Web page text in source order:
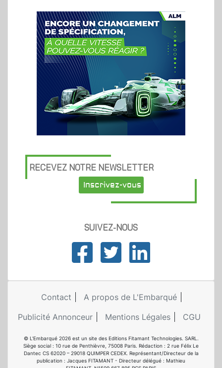
RECEVEZ NOTRE NEWSLETTER
Inscrivez-vous
SUIVEZ-NOUS
Contact
A propos de L'Embarqué
Publicité Annonceur
Mentions Légales CGU
© L'Embarqué 2026 est un site des Editions Fitamant Technologies. SARL.
Siège social : 10 rue de Penthièvre, 75008 Paris. Rédaction : 2 rue Félix Le
Dantec CS 62020 – 29018 QUIMPER CEDEX. Représentant/Directeur de la
publication : Jacques FITAMANT - Directeur délégué : Mathieu